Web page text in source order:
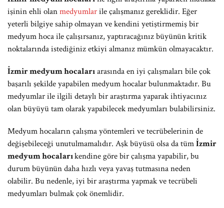
işinin ehli olanmedyumlarile çalışmanız gereklidir. Eğer
yeterli bilgiye sahip olmayan ve kendini yetiştirmemiş bir
medyum hoca ile çalışırsanız, yaptıracağınız büyünün kritik
noktalarında istediğiniz etkiyi almanız mümkün olmayacaktır.
İzmir medyum hocalarıarasında en iyi çalışmaları bile çok
başarılı şekilde yapabilen medyum hocalar bulunmaktadır. Bu
medyumlar ile ilgili detaylı bir araştırma yaparak ihtiyacınız
olan büyüyü tam olarak yapabilecek medyumları bulabilirsiniz.
Medyum hocaların çalışma yöntemleri ve tecrübelerinin de
değişebileceği unutulmamalıdır. Aşk büyüsü olsa da tümİzmir
medyum hocalarıkendine göre bir çalışma yapabilir, bu
durum büyünün daha hızlı veya yavaş tutmasına neden
olabilir. Bu nedenle, iyi bir araştırma yapmak ve tecrübeli
medyumları bulmak çok önemlidir.